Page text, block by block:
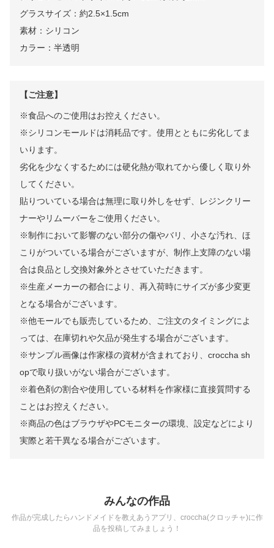
グラスサイズ：約2.5×1.5cm
素材：シリコン
カラー：半透明
【ご注意】
※食品へのご使用はお控えください。
※シリコンモールドは消耗品です。使用とともに劣化してま
いります。
劣化を少なくするためには硬化熱が取れてから優しく取り外
してください。
貼りついている場合は無理に取り外しをせず、レジンクリー
ナーやリムーバーをご使用ください。
※制作において影響のない部分の傷やバリ、小さな汚れ、ほ
こりがついている場合がございますが、制作上支障のない場
合は良品とし交換対象外とさせていただきます。
※生産メーカーの都合により、再入荷時にサイズが多少変更
となる場合がございます。
※他モールでも販売しているため、ご注文のタイミングによ
っては、在庫切れや欠品が発生する場合がございます。
※サンプル画像は作家様の資材が含まれており、croccha sh
opで取り扱いがない場合がございます。
※着色剤の割合や使用している材料を作家様に直接質問する
ことはお控えください。
※商品の色はブラウザやPCモニターの環境、設定などにより
実際と若干異なる場合がございます。
みんなの作品
作品が完成したらハンドメイドを教えあうアプリ、croccha(クロッチャ)に作
品を投稿してみましょう！